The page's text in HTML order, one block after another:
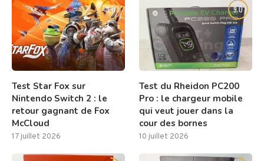
8.0
Test Star Fox sur
Nintendo Switch 2 : le
retour gagnant de Fox
McCloud
17 juillet 2026
9.0
Test du Rheidon PC200
Pro : le chargeur mobile
qui veut jouer dans la
cour des bornes
10 juillet 2026